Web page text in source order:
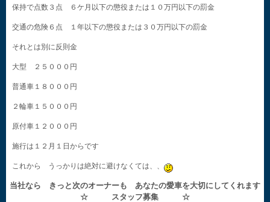
保持で点数３点 ６ケ月以下の懲役または１０万円以下の罰金
交通の危険６点 １年以下の懲役または３０万円以下の罰金
それとは別に反則金
大型 ２５０００円
普通車１８０００円
２輪車１５０００円
原付車１２０００円
施行は１２月１日からです
これから うっかりは絶対に避けなくては、、
当社なら きっと次のオーナーも あなたの愛車を大切にしてくれます
☆ スタッフ募集 ☆